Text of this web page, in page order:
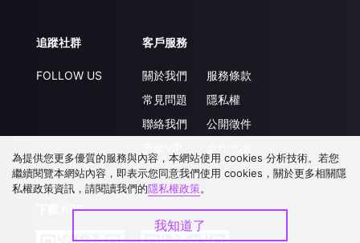
追蹤社群
FOLLOW US
客戶服務
關於我們
常見問題
聯絡我們
服務條款
隱私權
公開徵件
下載 APP
為提供您更多優質的服務與內容，本網站使用 cookies 分析技術。若您
繼續閱覽本網站內容，即表示您同意我們使用 cookies，關於更多相關隱
私權政策資訊，請閱讀我們的隱私權政策。
我知道了